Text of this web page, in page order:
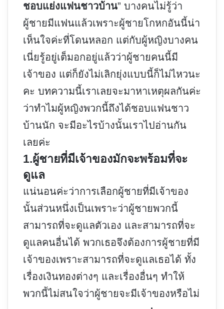
ชอบแย่งแฟนชาวบ้าน” บางคนไม่รู้ว่า
ผู้ชายมีแฟนแล้วเพราะผู้ชายโกหกอันนี้น่า
เห็นใจค่ะที่โดนหลอก แต่กับผู้หญิงบางคน
เนี่ยรู้อยู่เต็มอกอยู่แล้วว่าผู้ชายคนนี้มี
เจ้าของ แต่ก็ยังไม่เลิกยุ่งแบบนี้ก็ไม่ไหวนะ
คะ บทความนี้เราเลยจะมาหาเหตุผลกันค่ะ
ว่าทำไมผู้หญิงพวกนี้ถึงได้ชอบแฟนชาว
บ้านนัก จะมีอะไรบ้างนั้นเราไปอ่านกัน
เลยค่ะ
1.ผู้ชายที่มีเจ้าของมักจะพร้อมที่จะ
ดูแล
แน่นอนค่ะว่าการเลือกผู้ชายที่มีเจ้าของ
นั้นส่วนหนึ่งเป็นเพราะว่าผู้ชายพวกนี้
สามารถที่จะดูแลตัวเอง และสามารถที่จะ
ดูแลคนอื่นได้ พวกเธอจึงต้องการผู้ชายที่มี
เจ้าของเพราะสามารถที่จะดูแลเธอได้ ทั้ง
เรื่องเงินทองต่างๆ และเรื่องอื่นๆ ทำให้
พวกนี้ไม่สนใจว่าผู้ชายจะมีเจ้าของหรือไม่